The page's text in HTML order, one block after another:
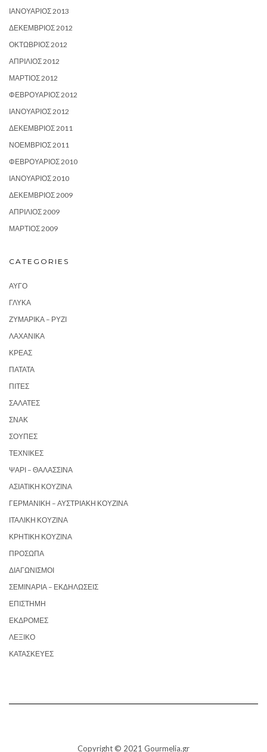
ΙΑΝΟΥΆΡΙΟΣ 2013
ΔΕΚΈΜΒΡΙΟΣ 2012
ΟΚΤΏΒΡΙΟΣ 2012
ΑΠΡΊΛΙΟΣ 2012
ΜΆΡΤΙΟΣ 2012
ΦΕΒΡΟΥΆΡΙΟΣ 2012
ΙΑΝΟΥΆΡΙΟΣ 2012
ΔΕΚΈΜΒΡΙΟΣ 2011
ΝΟΈΜΒΡΙΟΣ 2011
ΦΕΒΡΟΥΆΡΙΟΣ 2010
ΙΑΝΟΥΆΡΙΟΣ 2010
ΔΕΚΈΜΒΡΙΟΣ 2009
ΑΠΡΊΛΙΟΣ 2009
ΜΆΡΤΙΟΣ 2009
CATEGORIES
ΑΥΓΌ
ΓΛΥΚΆ
ΖΥΜΑΡΙΚΆ – ΡΎΖΙ
ΛΑΧΑΝΙΚΆ
ΚΡΈΑΣ
ΠΑΤΆΤΑ
ΠΊΤΕΣ
ΣΑΛΆΤΕΣ
ΣΝΑΚ
ΣΟΎΠΕΣ
ΤΕΧΝΙΚΈΣ
ΨΆΡΙ – ΘΑΛΑΣΣΙΝΆ
ΑΣΙΑΤΙΚΉ ΚΟΥΖΊΝΑ
ΓΕΡΜΑΝΙΚΉ – ΑΥΣΤΡΙΑΚΉ ΚΟΥΖΊΝΑ
ΙΤΑΛΙΚΉ ΚΟΥΖΊΝΑ
ΚΡΗΤΙΚΉ ΚΟΥΖΊΝΑ
ΠΡΌΣΩΠΑ
ΔΙΑΓΩΝΙΣΜΟΊ
ΣΕΜΙΝΆΡΙΑ – ΕΚΔΗΛΏΣΕΙΣ
ΕΠΙΣΤΉΜΗ
ΕΚΔΡΟΜΈΣ
ΛΕΞΙΚΌ
ΚΑΤΑΣΚΕΥΈΣ
Copyright © 2021 Gourmelia.gr